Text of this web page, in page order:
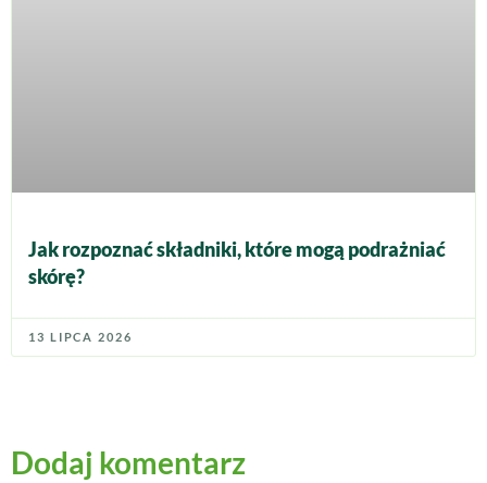
Jak rozpoznać składniki, które mogą podrażniać
skórę?
13 LIPCA 2026
Dodaj komentarz